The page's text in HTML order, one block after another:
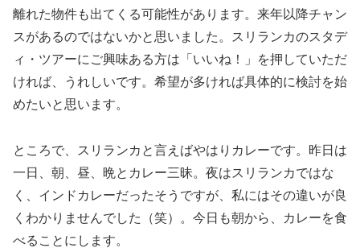
離れた物件も出てくる可能性があります。来年以降チャン
スがあるのではないかと思いました。スリランカのスタデ
ィ・ツアーにご興味ある方は「いいね！」を押していただ
ければ、うれしいです。希望が多ければ具体的に検討を始
めたいと思います。
ところで、スリランカと言えばやはりカレーです。昨日は
一日、朝、昼、晩とカレー三昧。夜はスリランカではな
く、インドカレーだったそうですが、私にはその違いが良
くわかりませんでした（笑）。今日も朝から、カレーを食
べることにします。